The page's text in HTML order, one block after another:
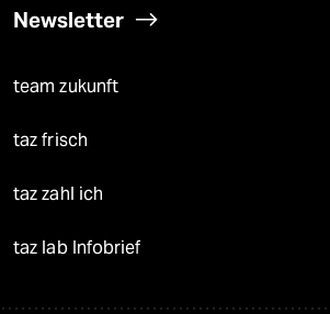
Newsletter
team zukunft
taz frisch
taz zahl ich
taz lab Infobrief